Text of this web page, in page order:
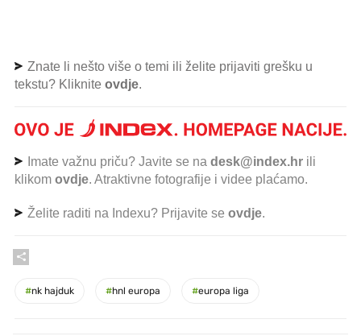
Znate li nešto više o temi ili želite prijaviti grešku u
tekstu? Kliknite ovdje.
Imate važnu priču? Javite se na desk@index.hr ili
klikom ovdje. Atraktivne fotografije i videe plaćamo.
Želite raditi na Indexu? Prijavite se ovdje.
#nk hajduk #hnl europa #europa liga